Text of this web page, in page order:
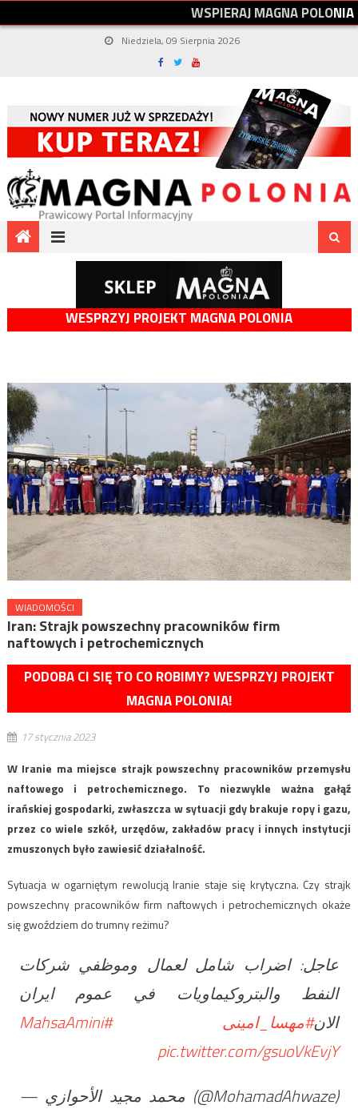
WSPIERAJMAGNAPOLONIA
Niedziela, 09 Sierpnia 2026
WESPRZYJ PROJEKT MAGNA POLONIA
WIADOMOŚCI
Iran: Strajk powszechny pracowników firm
naftowych i petrochemicznych
PODOBA CI SIĘ TO CO ROBIMY? WESPRZYJ PROJEKT
MAGNA POLONIA!
17 stycznia 2023
W Iranie ma miejsce strajk powszechny pracowników przemysłu
naftowego i petrochemicznego. To niezwykle ważna gałąź
irańskiej gospodarki, zwłaszcza w sytuacji gdy brakuje ropy i gazu,
przez co wiele szkół, urzędów, zakładów pracy i innych instytucji
zmuszonych było zawiesić działalność.
Sytuacja w ogarniętym rewolucją Iranie staje się krytyczna. Czy strajk
powszechny pracowników firm naftowych i petrochemicznych okaże
się gwoździem do trumny reżimu?
عاجل: اضراب شامل لعمال وموظفي شركات
النفط والبتروكيماويات في عموم ايران
الان#مهسا_امینی
#MahsaAmini
pic.twitter.com/gsuoVkEvjY
— محمد مجيد الأحوازي (@MohamadAhwaze)